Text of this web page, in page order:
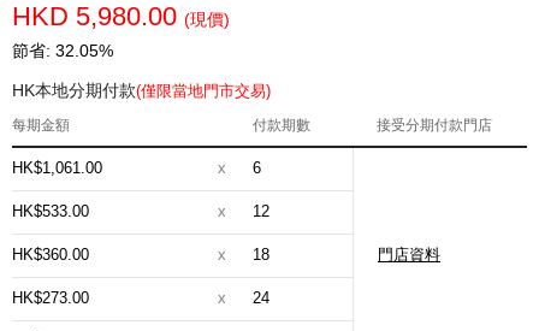
HKD 5,980.00 (現價)
節省: 32.05%
HK本地分期付款(僅限當地門市交易)
每期金額 付款期數 接受分期付款門店
HK$1,061.00 x 6
門店資料
HK$533.00 x 12
HK$360.00 x 18
HK$273.00 x 24